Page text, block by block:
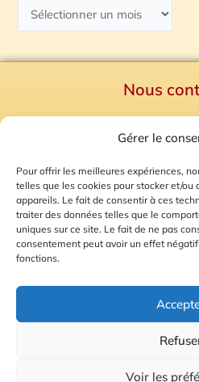
Gérer le
Pour offrir les meilleures expériences,
telles que les cookies pour stocker et/ou
appareils. Le fait de consentir à ces
traiter des données telles que le
uniques sur ce site. Le fait de ne pas
consentement peut avoir un effet
fonctions.
Voir les
Nous
Mentions Légales
Gestion des
© 2026 Radio